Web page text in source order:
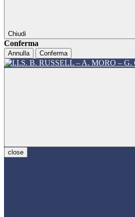
Chiudi
Conferma
Annulla Conferma
close